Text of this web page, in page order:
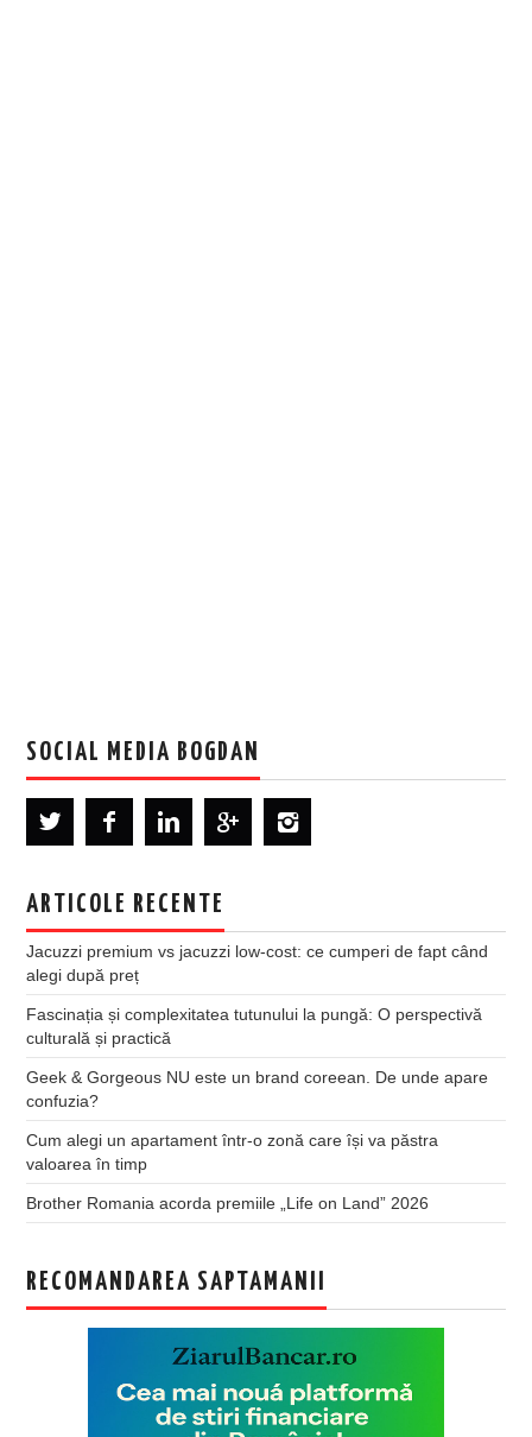
SOCIAL MEDIA BOGDAN
ARTICOLE RECENTE
Jacuzzi premium vs jacuzzi low-cost: ce cumperi de fapt când
alegi după preț
Fascinația și complexitatea tutunului la pungă: O perspectivă
culturală și practică
Geek & Gorgeous NU este un brand coreean. De unde apare
confuzia?
Cum alegi un apartament într-o zonă care își va păstra
valoarea în timp
Brother Romania acorda premiile „Life on Land” 2026
RECOMANDAREA SAPTAMANII